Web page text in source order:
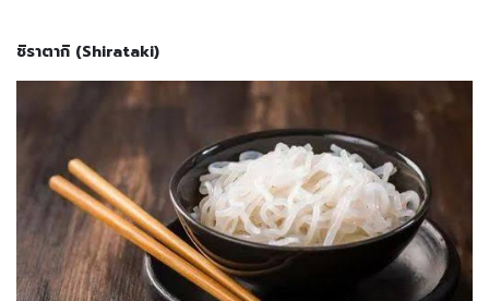
รื่
อ
ญี่
ปุ่
น
ชิราตากิ (Shirataki)